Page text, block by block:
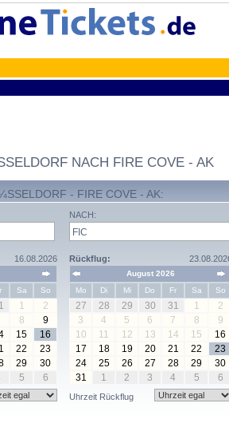
NACH FIRE COVE - AK
- FIRE COVE - AK:
16.08.2026
Sa So
1
2
8
9
15
16
22
23
29
30
5 6
NACH:
Rückflug:
August 2026
Mo
Di Mi Do Fr Sa So
27 28 29 30 31 1
2
3
4 5 6 7 8
9
10
11 12 13 14 15
16
17
18 19 20 21 22
23
24
25 26 27 28 29
30
31
1 2 3 4 5 6
Uhrzeit Rückflug